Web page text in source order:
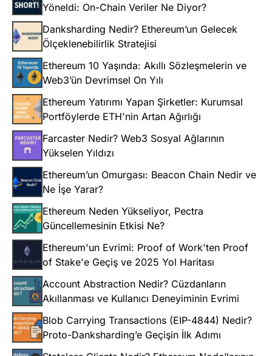
Yöneldi: On-Chain Veriler Ne Diyor?
Danksharding Nedir? Ethereum’un Gelecek
Ölçeklenebilirlik Stratejisi
Ethereum 10 Yaşında: Akıllı Sözleşmelerin ve
Web3’ün Devrimsel On Yılı
Ethereum Yatırımı Yapan Şirketler: Kurumsal
Portföylerde ETH'nin Artan Ağırlığı
Farcaster Nedir? Web3 Sosyal Ağlarının
Yükselen Yıldızı
Ethereum’un Omurgası: Beacon Chain Nedir ve
Ne İşe Yarar?
Ethereum Neden Yükseliyor, Pectra
Güncellemesinin Etkisi Ne?
Ethereum'un Evrimi: Proof of Work'ten Proof
of Stake'e Geçiş ve 2025 Yol Haritası
Account Abstraction Nedir? Cüzdanların
Akıllanması ve Kullanıcı Deneyiminin Evrimi
Blob Carrying Transactions (EIP-4844) Nedir?
Proto-Danksharding’e Geçişin İlk Adımı